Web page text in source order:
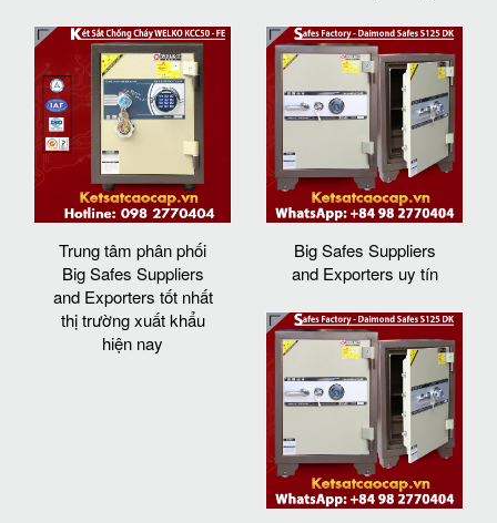
Trung tâm phân phối
Big Safes Suppliers
and Exporters tốt nhất
thị trường xuất khẩu
hiện nay
Big Safes Suppliers
and Exporters uy tín